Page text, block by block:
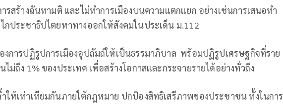
รสร้างฉันทามติ และไม่ทําการเมืองบนความแตกแยก อย่างเช่นการเสนอทำ
กประชาธิปไตยหาทางออกให้สังคมในประเด็น ม.112
งการปฏิรูปการเมืองอุปถัมถ์ให้เป็นธรรมาภิบาล พร้อมปฏิรูปเศรษฐกิจที่ราย
ม่ถึง 1% ของประเทศ เพื่อสร้างโอกาสและกระจายรายได้อย่างทั่วถึง
ให้เท่าเทียมกันภายใต้กฎหมาย ปกป้องสิทธิเสรีภาพของประชาชน ทั้งในการ